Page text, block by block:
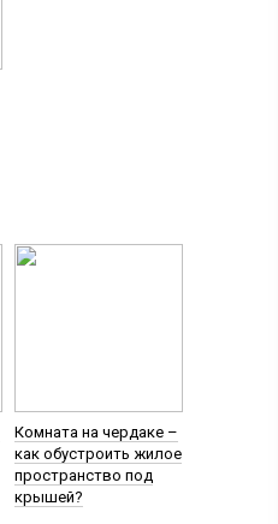
Комната на чердаке –
как обустроить жилое
пространство под
крышей?